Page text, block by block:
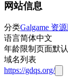
网站信息
分类Galgame 资
语言简体中文
年龄限制 页面默
域名列表
https://gdqs.org/